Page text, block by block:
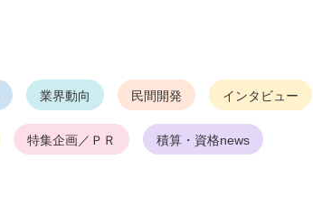
業界動向 民間開発 インタビュー
特集企画／ＰＲ 積算・資格news